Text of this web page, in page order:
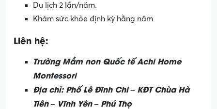
Du lịch 2 lần/năm.
Khám sức khỏe định kỳ hằng năm
Liên hệ:
Trường Mầm non Quốc tế Achi Home
Montessori
Địa chỉ: Phố Lê Đĩnh Chi – KĐT Chùa Hà
Tiên – Vĩnh Yên – Phú Thọ